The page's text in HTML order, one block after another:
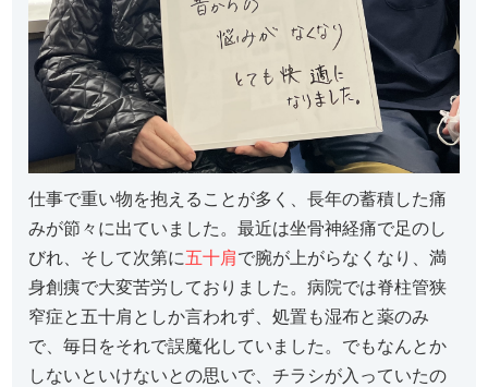
仕事で重い物を抱えることが多く、長年の蓄積した痛
みが節々に出ていました。最近は坐骨神経痛で足のし
びれ、そして次第に五十肩で腕が上がらなくなり、満
身創痍で大変苦労しておりました。病院では脊柱管狭
窄症と五十肩としか言われず、処置も湿布と薬のみ
で、毎日をそれで誤魔化していました。でもなんとか
しないといけないとの思いで、チラシが入っていたの